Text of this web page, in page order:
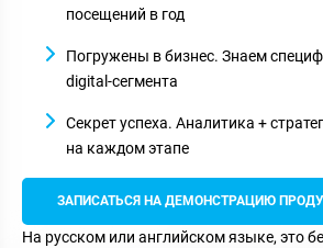
посещений в год
Погружены в бизнес. Знаем
digital-сегмента
Секрет успеха. Аналитика +
на каждом этапе
ЗАПИСАТЬСЯ НА ДЕМОНСТРАЦИЮ
На русском или английском языке, это